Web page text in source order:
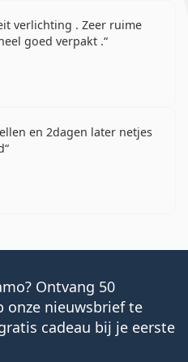
AquaComfort Plus
torische lenzen en
DAILIES AquaComfort
en 180-pack?
Solunate Eye Drops
Lees de instructies
verlichting . Zeer ruime
goed verpakt .
en 2dagen later netjes
Ontvang 50
onze nieuwsbrief te
cadeau bij je eerste